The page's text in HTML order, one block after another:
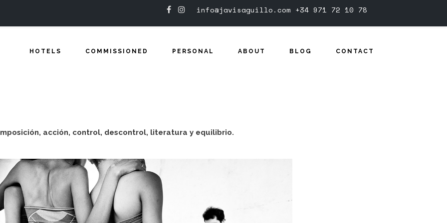
HOTELS COMMISSIONED PERSONAL ABOUT BLOG CONTACT
acción, control, descontrol, literatura y equilibrio.
info@javisaguillo.com +34 971 72 10 78